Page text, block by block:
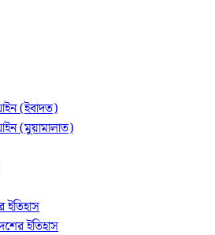
(ইবাদত)
(মুয়ামালাত)
ইতিহাস
ইতিহাস